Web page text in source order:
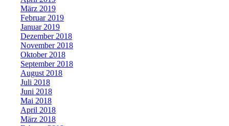
März 2019
Februar 2019
Januar 2019
Dezember 2018
November 2018
Oktober 2018
September 2018
August 2018
Juli 2018
Juni 2018
Mai 2018
April 2018
März 2018